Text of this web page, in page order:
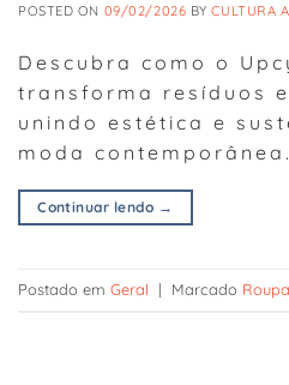
POSTED ON 09/02/2026 BYCULTURA
Descubra como o
transforma resíduos
unindo estética e
moda contemporânea.
Continuar lendo →
Postado em Geral | Marcado